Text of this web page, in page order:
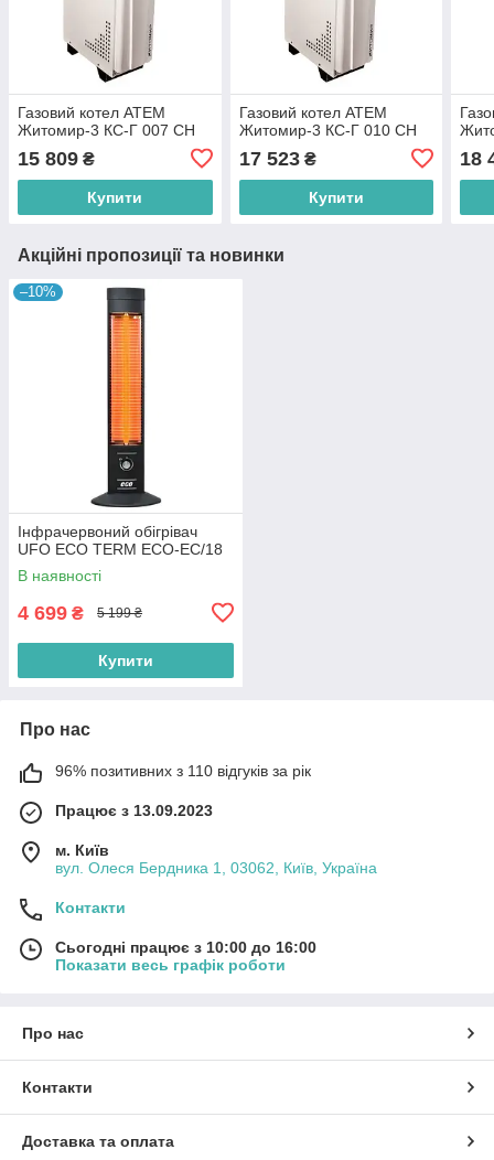
Газовий котел АТЕМ
Житомир-3 КС-Г 007 СН
15 809 ₴
Купити
Газовий котел АТЕМ
Житомир-3 КС-Г 010 СН
17 523₴
Купити
18
Акційні пропозиції та новинки
–10%
Інфрачервоний обігрівач
UFO ECO TERM ECO-EC/18
В наявності
4 699 ₴ 5 199 ₴
Купити
Про нас
96% позитивних з 110 відгуків за рік
Працює з 13.09.2023
м. Київ
вул. Олеся Бердника 1, 03062, Київ, Україна
Контакти
Сьогодні працює з 10:00 до 16:00
Показати весь графік роботи
Про нас
Контакти
Доставка та оплата